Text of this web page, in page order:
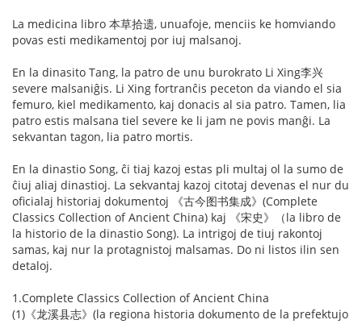
La medicina libro 本草拾遗, unuafoje, menciis ke homviando
povas esti medikamentoj por iuj malsanoj.
En la dinasito Tang, la patro de unu burokrato Li Xing李兴
severe malsaniĝis. Li Xing fortranĉis peceton da viando el sia
femuro, kiel medikamento, kaj donacis al sia patro. Tamen, lia
patro estis malsana tiel severe ke li jam ne povis manĝi. La
sekvantan tagon, lia patro mortis.
En la dinastio Song, ĉi tiaj kazoj estas pli multaj ol la sumo de
ĉiuj aliaj dinastioj. La sekvantaj kazoj citotaj devenas el nur du
oficialaj historiaj dokumentoj 《古今图书集成》(Complete
Classics Collection of Ancient China) kaj 《宋史》（la libro de
la historio de la dinastio Song). La intrigoj de tiuj rakontoj
samas, kaj nur la protagnistoj malsamas. Do ni listos ilin sen
detaloj.
1.Complete Classics Collection of Ancient China
(1)《龙溪县志》(la regiona historia dokumento de la prefektujo